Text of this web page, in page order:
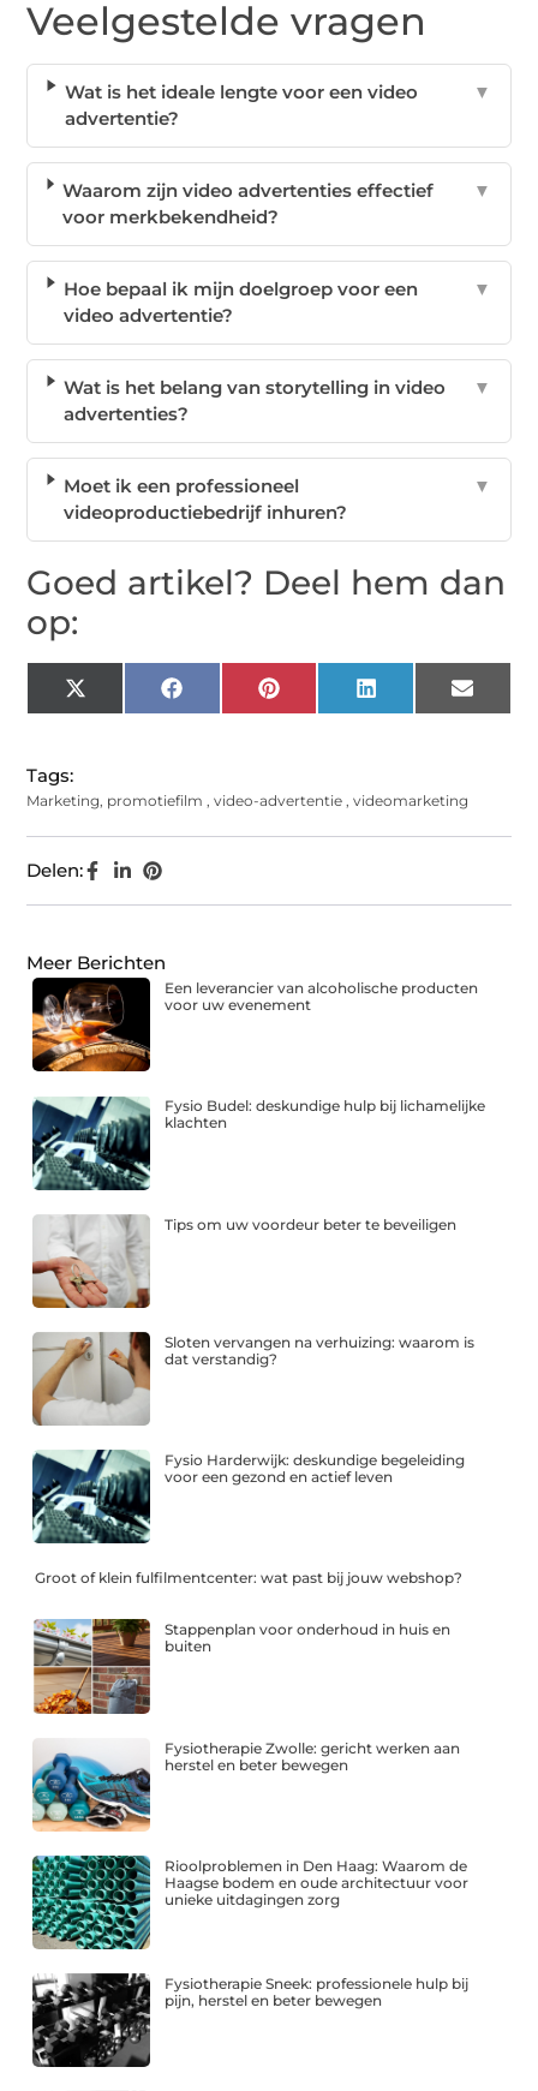
Veelgestelde vragen
Wat is het ideale lengte voor een video
advertentie?
▼
Waarom zijn video advertenties effectief
voor merkbekendheid?
▼
Hoe bepaal ik mijn doelgroep voor een
video advertentie?
▼
Wat is het belang van storytelling in video
advertenties?
▼
Moet ik een professioneel
videoproductiebedrijf inhuren?
▼
Goed artikel? Deel hem dan
op:
X
(Twitter)
Facebook Pinterest LinkedIn Email
Tags:
Marketing, promotiefilm ,video-advertentie ,videomarketing
Delen:
Meer Berichten
Een leverancier van alcoholische producten
voor uw evenement
Fysio Budel: deskundige hulp bij lichamelijke
klachten
Tips om uw voordeur beter te beveiligen
Sloten vervangen na verhuizing: waarom is
dat verstandig?
Fysio Harderwijk: deskundige begeleiding
voor een gezond en actief leven
Groot of klein fulfilmentcenter: wat past bij jouw webshop?
Stappenplan voor onderhoud in huis en
buiten
Fysiotherapie Zwolle: gericht werken aan
herstel en beter bewegen
Rioolproblemen in Den Haag: Waarom de
Haagse bodem en oude architectuur voor
unieke uitdagingen zorg
Fysiotherapie Sneek: professionele hulp bij
pijn, herstel en beter bewegen